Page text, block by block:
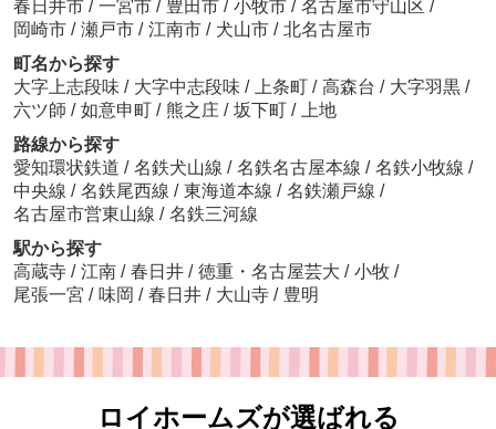
春日井市 / 一宮市 / 豊田市 / 小牧市 / 名古屋市守山区 /
岡崎市 / 瀬戸市 / 江南市 / 犬山市 / 北名古屋市
町名から探す
大字上志段味 / 大字中志段味 / 上条町 / 高森台 / 大字羽黒 /
六ツ師 / 如意申町 / 熊之庄 / 坂下町 /
上地
路線から探す
愛知環状鉄道 / 名鉄犬山線 / 名鉄名古屋本線 / 名鉄小牧線 /
中央線 / 名鉄尾西線 / 東海道本線 / 名鉄瀬戸線 /
名古屋市営東山線 / 名鉄三河線
駅から探す
高蔵寺 / 江南 / 春日井 / 徳重・名古屋芸大 / 小牧 /
尾張一宮 / 味岡 / 春日井 / 大山寺 / 豊明
ロイホームズが選ばれる